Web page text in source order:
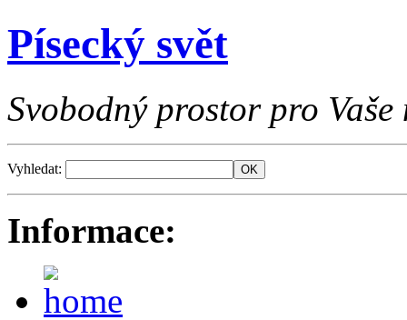
Písecký svět
Svobodný prostor pro Vaše
Vyhledat:
Informace: